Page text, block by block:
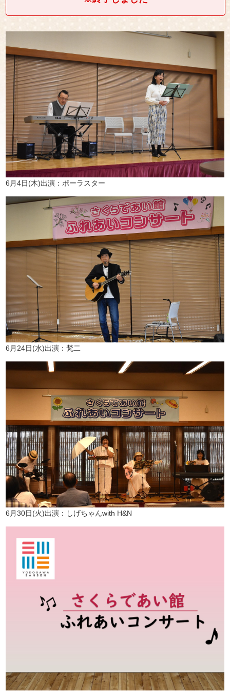
6月4日(木)出演：ポーラスター
6月24日(水)出演：梵二
6月30日(火)出演：しげちゃんwith H&N